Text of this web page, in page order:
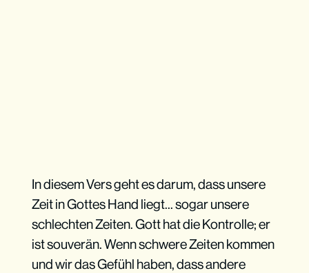
In diesem Vers geht es darum, dass unsere
Zeit in Gottes Hand liegt... sogar unsere
schlechten Zeiten. Gott hat die Kontrolle; er
ist souverän. Wenn schwere Zeiten kommen
und wir das Gefühl haben, dass andere